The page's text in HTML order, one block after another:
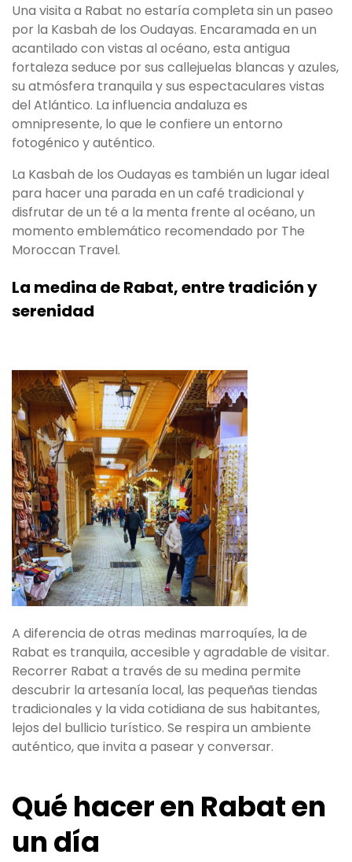
Una visita a Rabat no estaría completa sin un paseo
por la Kasbah de los Oudayas. Encaramada en un
acantilado con vistas al océano, esta antigua
fortaleza seduce por sus callejuelas blancas y azules,
su atmósfera tranquila y sus espectaculares vistas
del Atlántico. La influencia andaluza es
omnipresente, lo que le confiere un entorno
fotogénico y auténtico.
La Kasbah de los Oudayas es también un lugar ideal
para hacer una parada en un café tradicional y
disfrutar de un té a la menta frente al océano, un
momento emblemático recomendado por The
Moroccan Travel.
La medina de Rabat, entre tradición y
serenidad
A diferencia de otras medinas marroquíes, la de
Rabat es tranquila, accesible y agradable de visitar.
Recorrer Rabat a través de su medina permite
descubrir la artesanía local, las pequeñas tiendas
tradicionales y la vida cotidiana de sus habitantes,
lejos del bullicio turístico. Se respira un ambiente
auténtico, que invita a pasear y conversar.
Qué hacer en Rabat en
un día